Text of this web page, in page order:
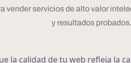
servicios de alto valor
y resultados probados.
la calidad de tu web refleja la